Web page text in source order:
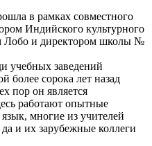
в рамках совместного
Индийского культурного
Лобо и директором школы №
учебных заведений
более сорока лет назад
пор он является
работают опытные
многие из учителей
и их зарубежные коллеги